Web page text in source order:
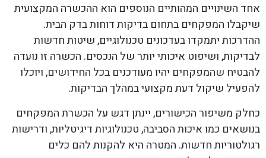
אחד השינויים המהותיים הנוספים הוא ההכשרה המקצועית
שיקבלו המפקחים בתחום בדיקות דוחות בדק הבית.
ההדרכות יתמקדו בעדכונים טכנולוגיים, שיטות חדשות
לבדיקות, ושיפוט איכותי יותר של הנכסים. הכשרה זו נועדה
להבטיח שהמפקחים יהיו מעודכנים בכל החידושים, ויוכלו
להפעיל שיקול דעת מקצועי במהלך הבדיקות.
כחלק משיפור הכישורים, יינתן דגש על הכשרת המפקחים
בנושאים כמו איכות הסביבה, טכנולוגיות דיגיטליות, ודרישות
רגולטוריות חדשות. המטרה היא להקנות להם כלים